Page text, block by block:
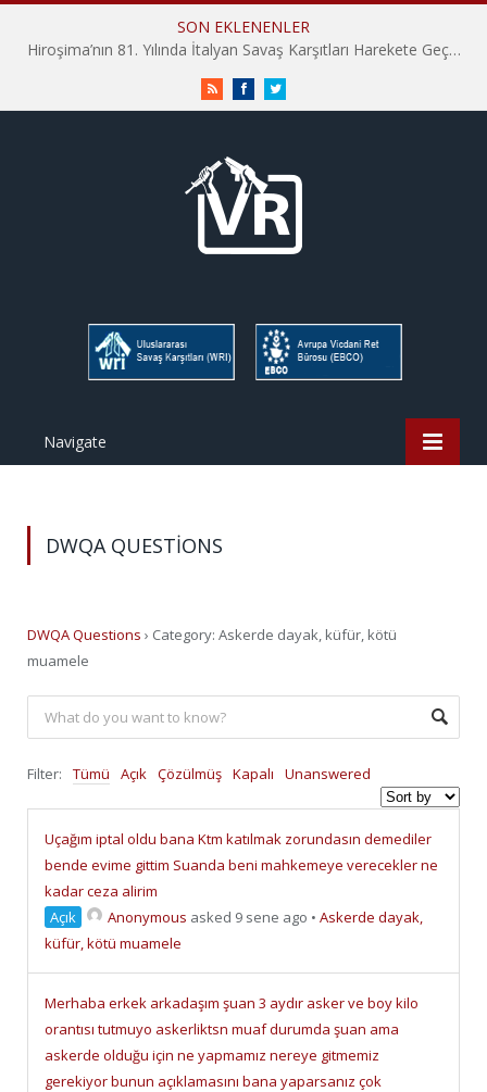
SON EKLENENLER
Hiroşima’nın 81. Yılında İtalyan Savaş Karşıtları Harekete Geçti: “Hatırlamak yeterli değil”
RSS FacebookTwitter
Navigate
DWQA QUESTIONS
DWQA Questions › Category: Askerde dayak, küfür, kötü
muamele
Filter: Tümü Açık Çözülmüş Kapalı Unanswered
Uçağım iptal oldu bana Ktm katılmak zorundasın demediler
bende evime gittim Suanda beni mahkemeye verecekler ne
kadar ceza alirim
Açık
Anonymous asked 9 sene ago • Askerde dayak,
küfür, kötü muamele
Merhaba erkek arkadaşım şuan 3 aydır asker ve boy kilo
orantısı tutmuyo askerliktsn muaf durumda şuan ama
askerde olduğu için ne yapmamız nereye gitmemiz
gerekiyor bunun açıklamasını bana yaparsanız çok